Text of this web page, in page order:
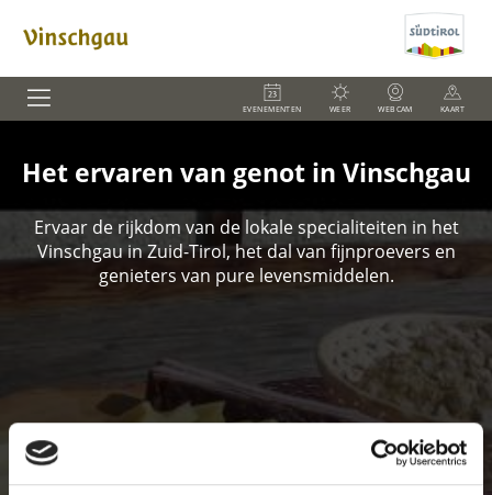
EVENEMENTEN WEER WEBCAM KAART
Het ervaren van genot in Vinschgau
Ervaar de rijkdom van de lokale specialiteiten in het
Vinschgau in Zuid-Tirol, het dal van fijnproevers en
genieters van pure levensmiddelen.